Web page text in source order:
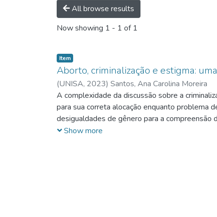
All browse results
Now showing 1 - 1 of 1
Item
Aborto, criminalização e estigma:
(UNISA, 2023) Santos, Ana Carolina Moreira
A complexidade da discussão sobre a
para sua correta alocação enquanto problema
desigualdades de gênero para a compreensão
que sustentam o Estado Democrático de
Show more